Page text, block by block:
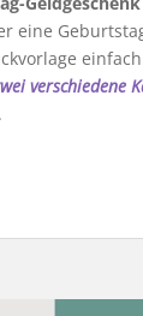
eine
verschiedene